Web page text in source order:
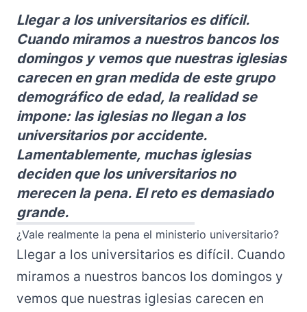
Llegar a los universitarios es difícil.
Cuando miramos a nuestros bancos los
domingos y vemos que nuestras iglesias
carecen en gran medida de este grupo
demográfico de edad, la realidad se
impone: las iglesias no llegan a los
universitarios por accidente.
Lamentablemente, muchas iglesias
deciden que los universitarios no
merecen la pena. El reto es demasiado
grande.
¿Vale realmente la pena el ministerio universitario?
Llegar a los universitarios es difícil. Cuando
miramos a nuestros bancos los domingos y
vemos que nuestras iglesias carecen en